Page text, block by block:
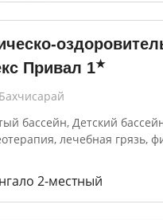
Привал 1★
бассейн, Детский
лечебная грязь,
2-местный